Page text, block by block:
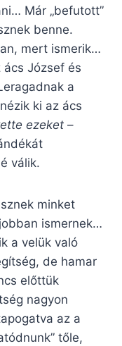
Már „befutott”
benne.
mert ismerik…
József és
a
ki az ács
ezeket –
válik.
minket
ismernek…
a velük való
de hamar
előttük
nagyon
az a
tőle,